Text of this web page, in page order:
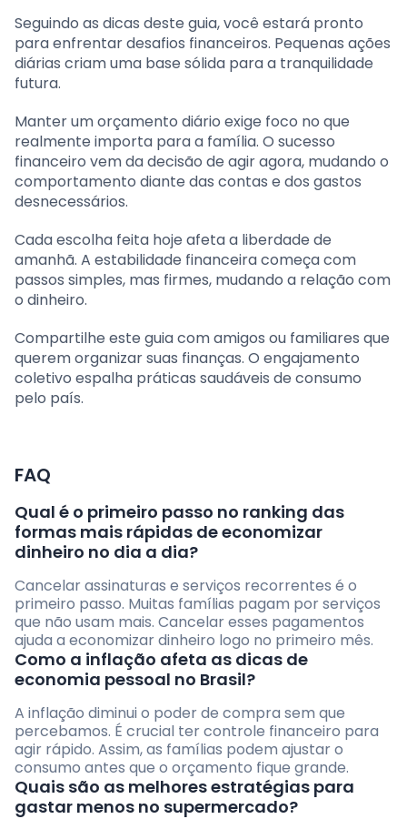
Seguindo as dicas deste guia, você estará pronto
para enfrentar desafios financeiros. Pequenas ações
diárias criam uma base sólida para a tranquilidade
futura.
Manter um orçamento diário exige foco no que
realmente importa para a família. O sucesso
financeiro vem da decisão de agir agora, mudando o
comportamento diante das contas e dos gastos
desnecessários.
Cada escolha feita hoje afeta a liberdade de
amanhã. A estabilidade financeira começa com
passos simples, mas firmes, mudando a relação com
o dinheiro.
Compartilhe este guia com amigos ou familiares que
querem organizar suas finanças. O engajamento
coletivo espalha práticas saudáveis de consumo
pelo país.
FAQ
Qual é o primeiro passo no ranking das
formas mais rápidas de economizar
dinheiro no dia a dia?
Cancelar assinaturas e serviços recorrentes é o
primeiro passo. Muitas famílias pagam por serviços
que não usam mais. Cancelar esses pagamentos
ajuda a economizar dinheiro logo no primeiro mês.
Como a inflação afeta as dicas de
economia pessoal no Brasil?
A inflação diminui o poder de compra sem que
percebamos. É crucial ter controle financeiro para
agir rápido. Assim, as famílias podem ajustar o
consumo antes que o orçamento fique grande.
Quais são as melhores estratégias para
gastar menos no supermercado?